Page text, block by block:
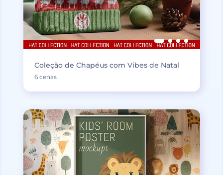
Coleção de Chapéus com Vibes de Natal
6 cenas